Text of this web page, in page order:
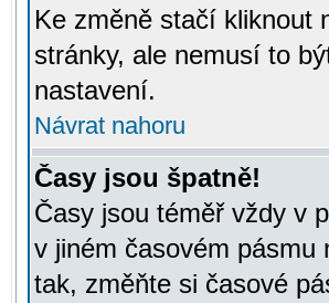
Ke změně stačí kliknout
stránky, ale nemusí to
nastavení.
Návrat nahoru
Časy jsou špatně!
Časy jsou téměř vždy v
v jiném časovém
tak, změňte si časové